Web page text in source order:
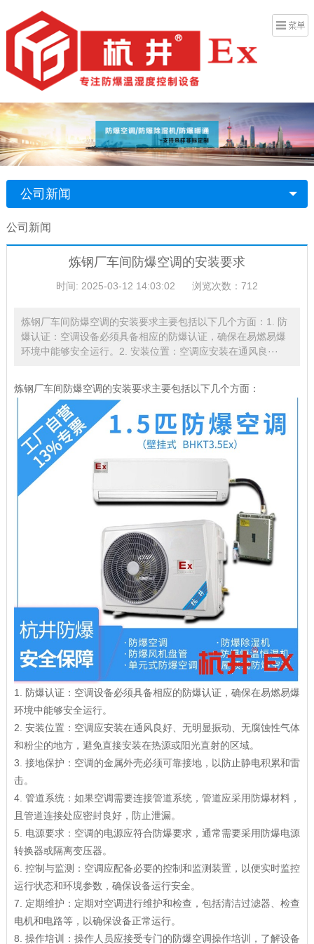
公司新闻
公司新闻
炼钢厂车间防爆空调的安装要求
时间: 2025-03-12 14:03:02 浏览次数：712
炼钢厂车间防爆空调的安装要求主要包括以下几个方面：1. 防
爆认证：空调设备必须具备相应的防爆认证，确保在易燃易爆
环境中能够安全运行。2. 安装位置：空调应安装在通风良···
炼钢厂车间防爆空调的安装要求主要包括以下几个方面：
1. 防爆认证：空调设备必须具备相应的防爆认证，确保在易燃易爆
环境中能够安全运行。
2. 安装位置：空调应安装在通风良好、无明显振动、无腐蚀性气体
和粉尘的地方，避免直接安装在热源或阳光直射的区域。
3. 接地保护：空调的金属外壳必须可靠接地，以防止静电积累和雷
击。
4. 管道系统：如果空调需要连接管道系统，管道应采用防爆材料，
且管道连接处应密封良好，防止泄漏。
5. 电源要求：空调的电源应符合防爆要求，通常需要采用防爆电源
转换器或隔离变压器。
6. 控制与监测：空调应配备必要的控制和监测装置，以便实时监控
运行状态和环境参数，确保设备运行安全。
7. 定期维护：定期对空调进行维护和检查，包括清洁过滤器、检查
电机和电路等，以确保设备正常运行。
8. 操作培训：操作人员应接受专门的防爆空调操作培训，了解设备